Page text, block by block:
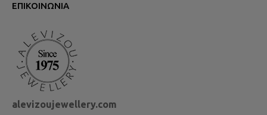
ΕΠΙΚΟΙΝΩΝΊΑ
alevizoujewellery.com